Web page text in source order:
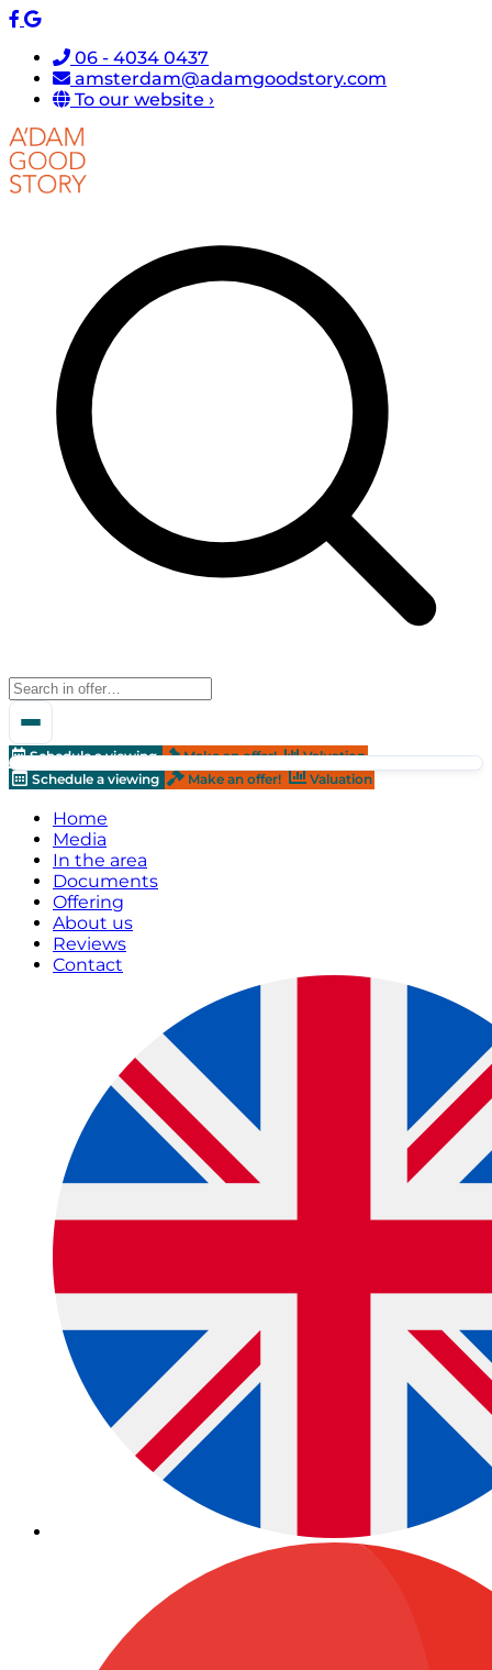
06 - 4034 0437
amsterdam@adamgoodstory.com
To our website ›
Schedule a viewing Make an offer!
Valuation
Schedule a viewing
Make an offer! Valuation
Home
Media
In the area
Documents
Offering
About us
Reviews
Contact